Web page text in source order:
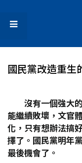
國民黨改造重
沒有一個強大
能繼續敗壞，文官
化，只有想辦法搞
擇了。國民黨明年
最後機會了。